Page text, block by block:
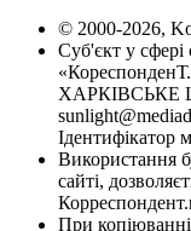
© 2000-2026,
Суб'єкт у сфері
ХАРКІВСЬКЕ
Ідентифікатор
Використання
сайті,
При копіюванні